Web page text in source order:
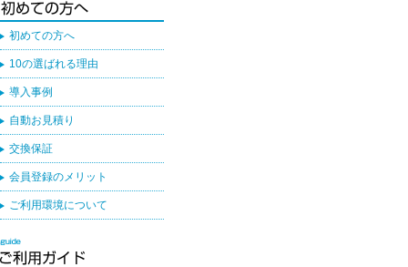
初めての方へ
10の選ばれる理由
導入事例
自動お見積り
交換保証
会員登録のメリット
ご利用環境について